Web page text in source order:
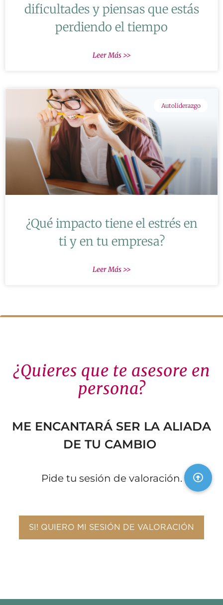
dificultades y piensas que estás
perdiendo el tiempo
Leer Más >>
Autoliderazgo
¿Qué impacto tiene el estrés en
ti y en tu empresa?
Leer Más >>
¿Quieres que te asesore en
persona?
ME ENCANTARÁ SER LA ALIADA
DE TU CAMBIO
Pide tu sesión de valoración.
SI! QUIERO MI SESIÓN DE VALORACIÓN